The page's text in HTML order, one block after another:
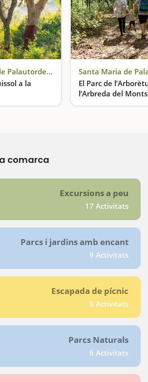
Santa Maria de Palautordera
a la
de rius
El Parc de
l’Arbreda del
Tot la varietat del
comarca
Excursions a peu
17 Activitats
Parcs i jardins amb encant
9 Activitats
Escapada de pícnic
8 Activitats
Parcs Naturals
6 Activitats